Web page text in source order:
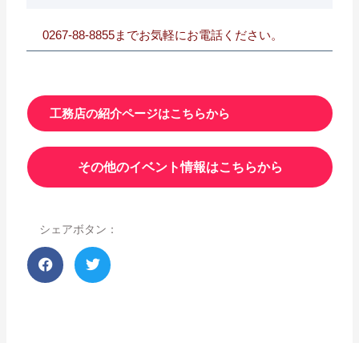
0267-88-8855までお気軽にお電話ください。
工務店の紹介ページはこちらから
その他のイベント情報はこちらから
シェアボタン：